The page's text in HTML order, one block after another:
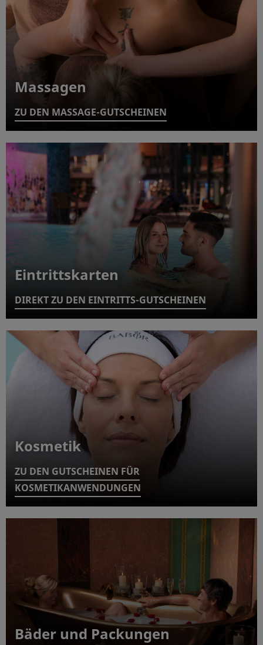
Massagen
ZU DEN MASSAGE-GUTSCHEINEN
Eintrittskarten
DIREKT ZU DEN EINTRITTS-GUTSCHEINEN
Kosmetik
ZU DEN GUTSCHEINEN FÜR
KOSMETIKANWENDUNGEN
Bäder und Packungen